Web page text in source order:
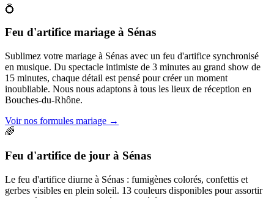
💍
Feu d'artifice mariage à Sénas
Sublimez votre mariage à Sénas avec un feu d'artifice synchronisé
en musique. Du spectacle intimiste de 3 minutes au grand show de
15 minutes, chaque détail est pensé pour créer un moment
inoubliable. Nous nous adaptons à tous les lieux de réception en
Bouches-du-Rhône.
Voir nos formules mariage →
🌈
Feu d'artifice de jour à Sénas
Le feu d'artifice diurne à Sénas : fumigènes colorés, confettis et
gerbes visibles en plein soleil. 13 couleurs disponibles pour assortir